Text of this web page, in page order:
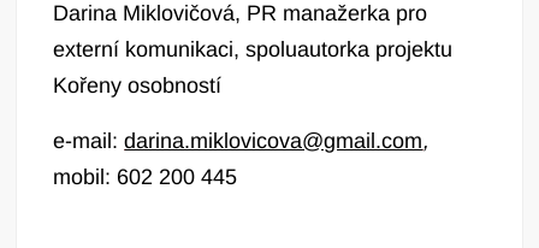
Darina Miklovičová, PR manažerka pro
externí komunikaci, spoluautorka projektu
Kořeny osobností
e-mail:darina.miklovicova@gmail.com,
mobil: 602 200 445